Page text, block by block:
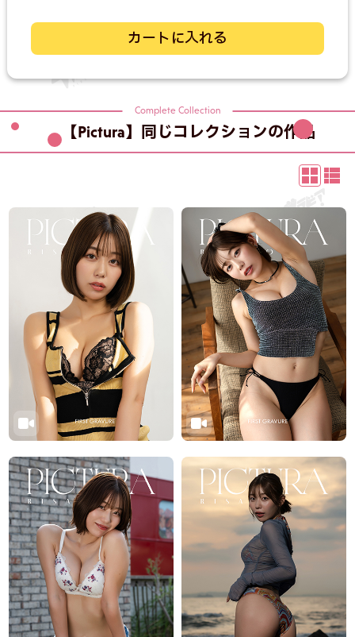
カートに入れる
Complete Collection
【Pictura】同じコレクションの作品